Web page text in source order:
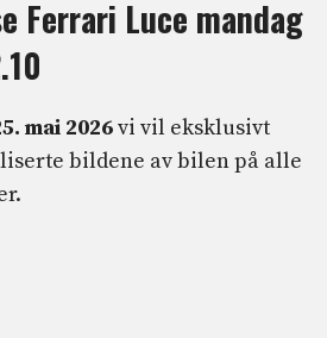
Ferrari Luce mandag
mai 2026vi vil eksklusivt
bildene av bilen på alle